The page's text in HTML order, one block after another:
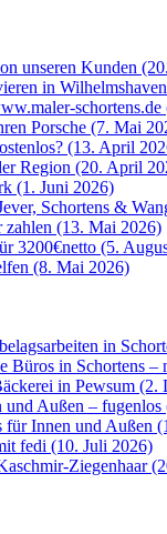
unseren Kunden
in
Porsche (7. Mai
(13. April
Region (20. April
(1. Juni 2026)
Schortens &
zahlen (13. Mai 2026)
3200€netto (5.
(8. Mai 2026)
in
Büros in Schortens –
in Pewsum (2.
und Außen –
für Innen und Außen
fedi (10. Juli 2026)
Ziegenhaar